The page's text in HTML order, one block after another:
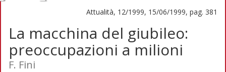
Attualità, 12/1999, 15/06/1999, pag. 381
La macchina del giubileo:
preoccupazioni a milioni
F. Fini